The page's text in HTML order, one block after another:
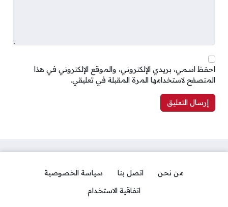
احفظ اسمي، بريدي الإلكتروني، والموقع الإلكتروني في هذا
المتصفح لاستخدامها المرة المقبلة في تعليقي.
من نحن اتصل بنا
سياسة الخصوصية
اتفاقية الاستخدام